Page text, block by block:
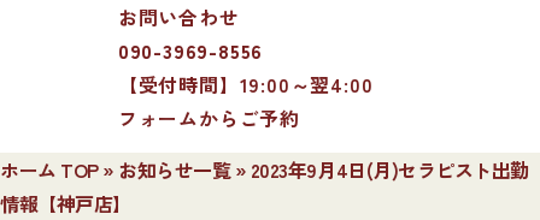
お問い合わせ
090-3969-8556
【受付時間】19:00～翌4:00
フォームからご予約
ホーム TOP» お知らせ一覧» 2023年9月4日(月)セラピスト出勤
情報【神戸店】